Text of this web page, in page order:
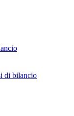
di bilancio